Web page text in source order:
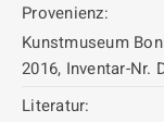
Provenienz:
Kunstmuseum
2016, Inventar-Nr.
Literatur: